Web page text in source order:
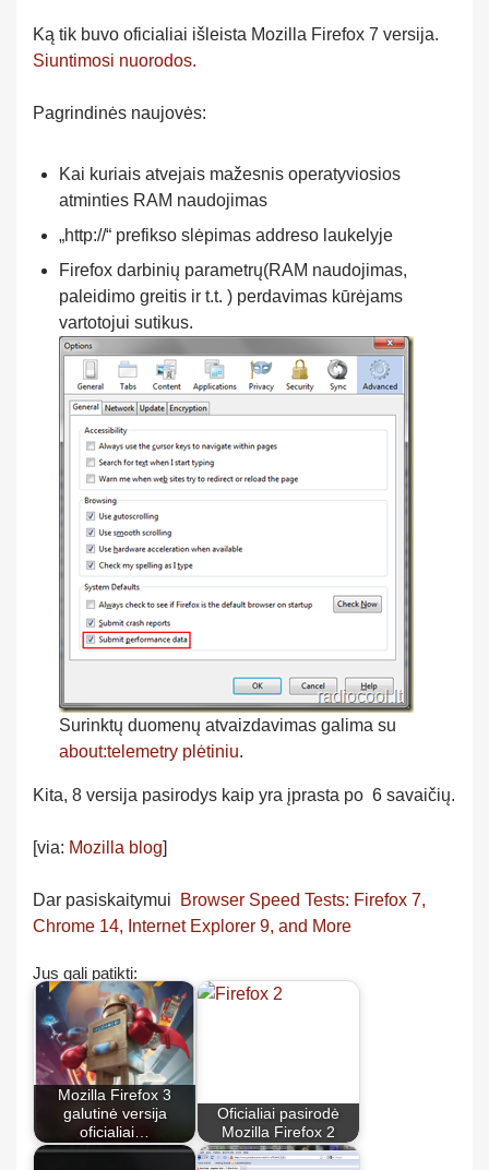
Ką tik buvo oficialiai išleista Mozilla Firefox 7 versija.
Siuntimosi nuorodos.
Pagrindinės naujovės:
Kai kuriais atvejais mažesnis operatyviosios
atminties RAM naudojimas
„http://“ prefikso slėpimas addreso laukelyje
Firefox darbinių parametrų(RAM naudojimas,
paleidimo greitis ir t.t. ) perdavimas kūrėjams
vartotojui sutikus.
Surinktų duomenų atvaizdavimas galima su
about:telemetry plėtiniu.
Kita, 8 versija pasirodys kaip yra įprasta po 6 savaičių.
[via: Mozilla blog]
Dar pasiskaitymui
Browser Speed Tests: Firefox 7,
Chrome 14, Internet Explorer 9, and More
Jus gali patikti:
Mozilla Firefox 3
galutinė versija
oficialiai…
Oficialiai pasirodė
Mozilla Firefox 2